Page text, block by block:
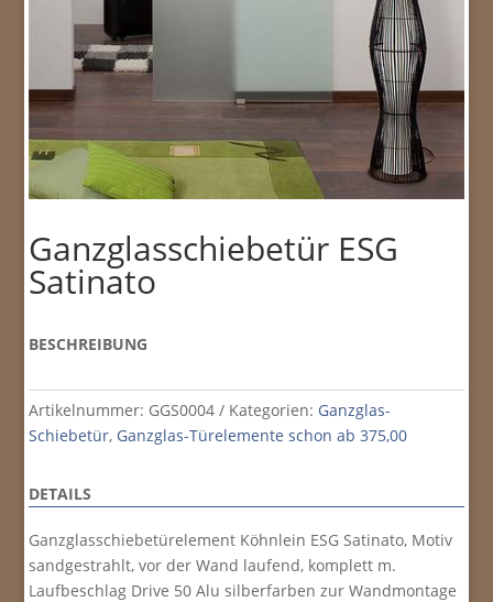
Ganzglasschiebetür ESG
Satinato
BESCHREIBUNG
Artikelnummer: GGS0004 Kategorien: Ganzglas-
Schiebetür, Ganzglas-Türelemente schon ab 375,00
DETAILS
Ganzglasschiebetürelement Köhnlein ESG Satinato, Motiv
sandgestrahlt, vor der Wand laufend, komplett m.
Laufbeschlag Drive 50 Alu silberfarben zur Wandmontage